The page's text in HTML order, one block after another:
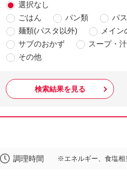
選択なし
ごはん
パン類
パ
麺類(パスタ以外)
メイン
サブのおかず
スープ・
その他
検索結果を見る
調理時間 ※エネルギー、食塩相